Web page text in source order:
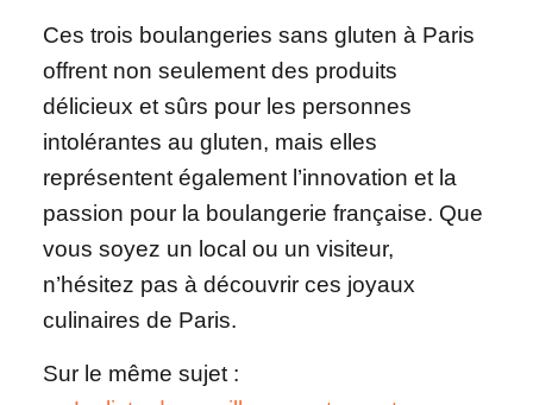
Ces trois boulangeries sans gluten à Paris
offrent non seulement des produits
délicieux et sûrs pour les personnes
intolérantes au gluten, mais elles
représentent également l’innovation et la
passion pour la boulangerie française. Que
vous soyez un local ou un visiteur,
n’hésitez pas à découvrir ces joyaux
culinaires de Paris.
Sur le même sujet :